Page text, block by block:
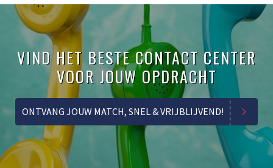
VIND HET BESTE CONTACT CENTER
VOOR JOUW OPDRACHT
ONTVANG JOUW MATCH, SNEL & VRIJBLIJVEND!